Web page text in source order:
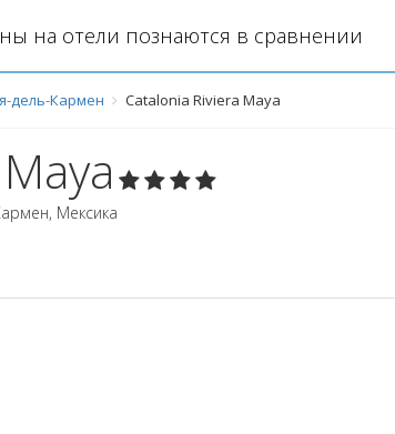
на отели познаются в сравнении
дель-Кармен Catalonia Riviera Maya
, Мексика